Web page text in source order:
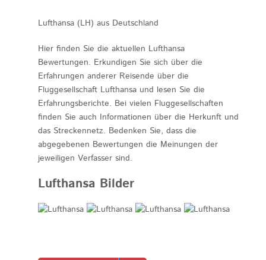
Lufthansa (LH) aus Deutschland
Hier finden Sie die aktuellen Lufthansa
Bewertungen. Erkundigen Sie sich über die
Erfahrungen anderer Reisende über die
Fluggesellschaft Lufthansa und lesen Sie die
Erfahrungsberichte. Bei vielen Fluggesellschaften
finden Sie auch Informationen über die Herkunft und
das Streckennetz. Bedenken Sie, dass die
abgegebenen Bewertungen die Meinungen der
jeweiligen Verfasser sind.
Lufthansa Bilder